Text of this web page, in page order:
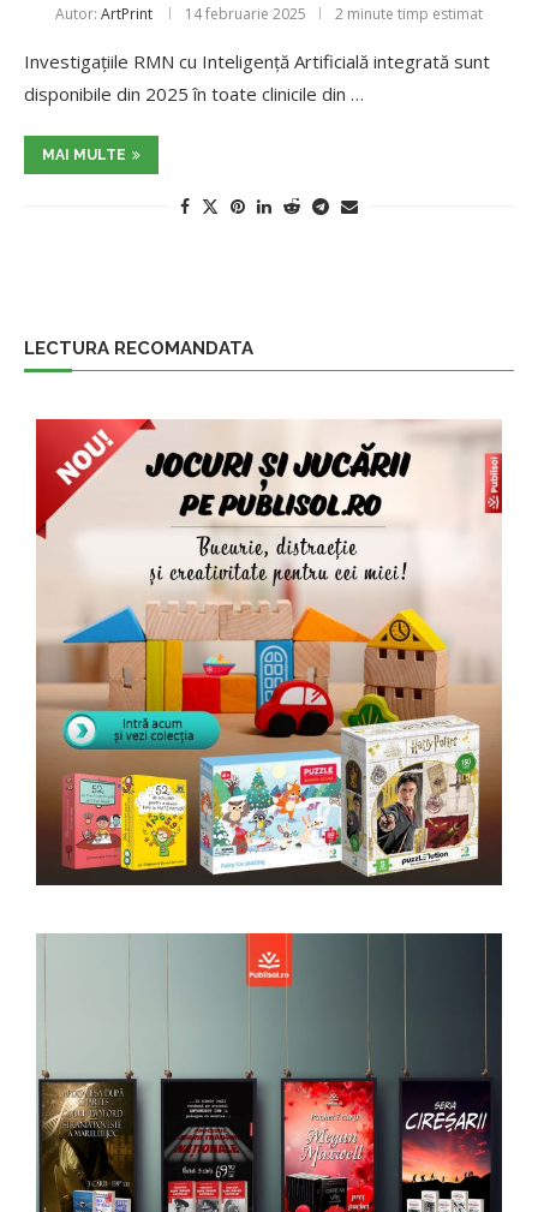
Autor: ArtPrint 14 februarie 2025 2 minute timp estimat
Investigațiile RMN cu Inteligență Artificială integrată sunt
disponibile din 2025 în toate clinicile din …
MAI MULTE
LECTURA RECOMANDATA